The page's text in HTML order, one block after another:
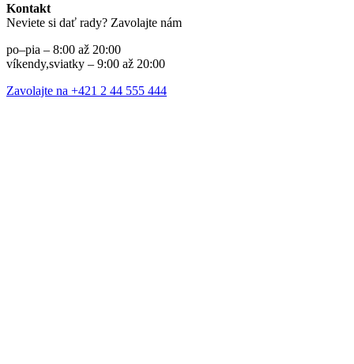
Kontakt
Neviete si dať rady? Zavolajte nám
po–pia – 8:00 až 20:00
víkendy,sviatky – 9:00 až 20:00
Zavolajte na +421 2 44 555 444